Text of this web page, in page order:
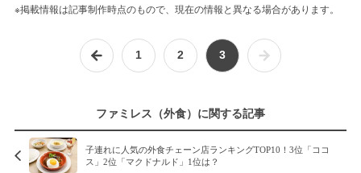
※掲載情報は記事制作時点のもので、現在の情報と異なる場合があります。
1 2 3
ファミレス（外食）に関する記事
子連れに人気の外食チェーン店ランキングTOP10！3位「ココ
ス」2位「マクドナルド」1位は？